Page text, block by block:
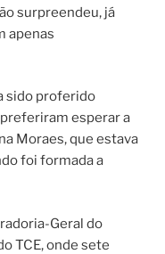
surpreendeu, já
apenas
sido proferido
esperar a
Moraes, que estava
foi formada a
Geral do
TCE, onde sete